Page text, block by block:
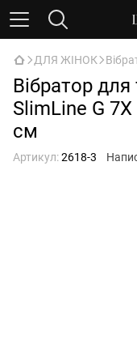
ДЛЯ ЖІНОК
Вібратор
SlimLine G
см
Артикул:2618-3